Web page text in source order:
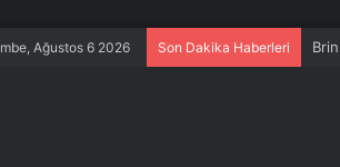
Ağustos 6 2026 Son Dakika Haberleri